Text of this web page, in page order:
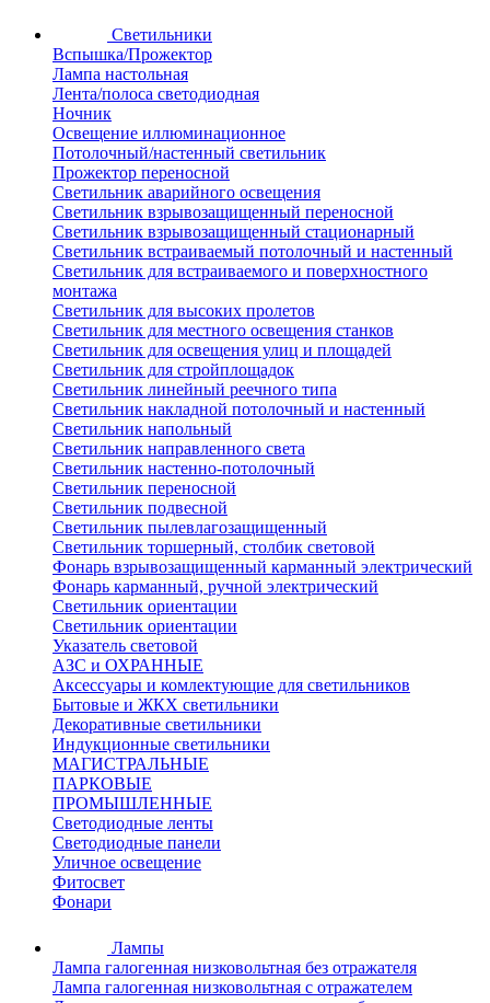
Светильники
Вспышка/Прожектор
Лампа настольная
Лента/полоса светодиодная
Ночник
Освещение иллюминационное
Потолочный/настенный светильник
Прожектор переносной
Светильник аварийного освещения
Светильник взрывозащищенный переносной
Светильник взрывозащищенный стационарный
Светильник встраиваемый потолочный и настенный
Светильник для встраиваемого и поверхностного
монтажа
Светильник для высоких пролетов
Светильник для местного освещения станков
Светильник для освещения улиц и площадей
Светильник для стройплощадок
Светильник линейный реечного типа
Светильник накладной потолочный и настенный
Светильник напольный
Светильник направленного света
Светильник настенно-потолочный
Светильник переносной
Светильник подвесной
Светильник пылевлагозащищенный
Светильник торшерный, столбик световой
Фонарь взрывозащищенный карманный электрический
Фонарь карманный, ручной электрический
Светильник ориентации
Светильник ориентации
Указатель световой
АЗС и ОХРАННЫЕ
Аксессуары и комлектующие для светильников
Бытовые и ЖКХ светильники
Декоративные светильники
Индукционные светильники
МАГИСТРАЛЬНЫЕ
ПАРКОВЫЕ
ПРОМЫШЛЕННЫЕ
Светодиодные ленты
Светодиодные панели
Уличное освещение
Фитосвет
Фонари
Лампы
Лампа галогенная низковольтная без отражателя
Лампа галогенная низковольтная с отражателем